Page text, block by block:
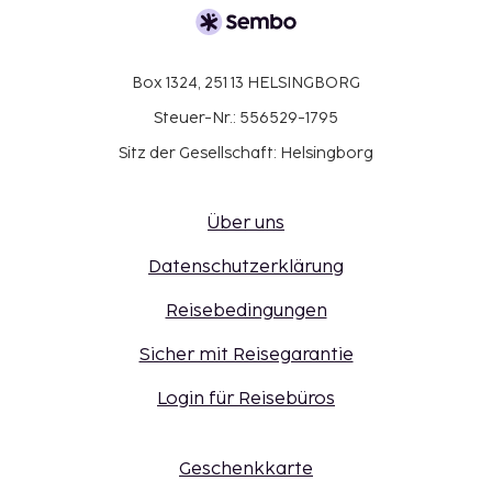
deine Unterkunft. Die Telefonnummer findest du
eingeschränkt. Bitte wende dich bei weiteren
Fragen direkt an die Unterkunft
(Kontaktinformationen siehe
Box 1324, 251 13 HELSINGBORG
Steuer-Nr.: 556529-1795
Sitz der Gesellschaft: Helsingborg
Über uns
Datenschutzerklärung
Reisebedingungen
Sicher mit Reisegarantie
Login für Reisebüros
Geschenkkarte